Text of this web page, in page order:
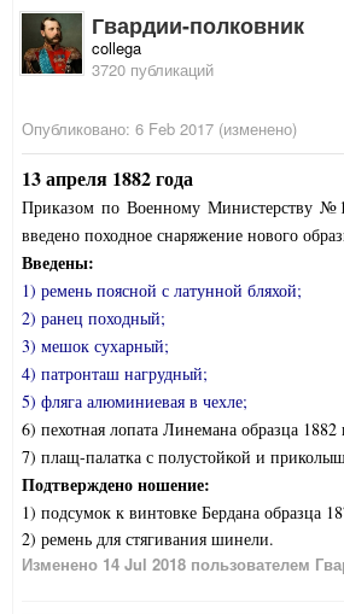
Гвардии-полковник
collega
3720 публикаций
Опубликовано: 6 Feb 2017 (изменено)
13 апреля 1882 года
Приказом по Военному Министерству
введено походное снаряжение нового
Введены:
1) ремень поясной с латунной бляхой;
2) ранец походный;
3) мешок сухарный;
4) патронташ нагрудный;
5) фляга алюминиевая в чехле;
6) пехотная лопата Линемана образца 1882
7) плащ-палатка с полустойкой и
Подтверждено ношение:
1) подсумок к винтовке Бердана образца
2) ремень для стягивания шинели.
Изменено 14 Jul 2018 пользователем